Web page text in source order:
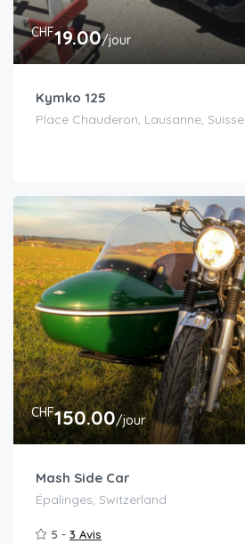
CHF19.00/jour
Kymko 125
Place Chauderon, Lausanne, Suisse
CHF150.00/jour
Mash Side Car
Épalinges, Switzerland
5 - 3 Avis